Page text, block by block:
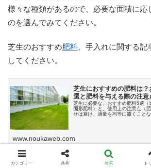
様々な種類があるので、必要な面積に応
のを選んでみてください。
芝生のおすすめ肥料 、手入れに関する
してください。
芝生におすすめの肥料は
選と肥料を与える際の注意
芝生に必要な、おすすめ肥料5選（
固形肥料）と、使用上の注意点（
せは避け、適量を均等に撒くこと
www.noukaweb.com
カテゴリー 共有 検索 ト